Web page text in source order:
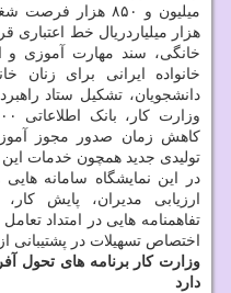
هزار میلیاردریال خط اعتباری
خانگی، سند مهارت آموزی و
خانواده ایرانی برای زنان
دانشجویان، تشکیل ستاد
کاهش زمان صدور مجوز
تولیدی جدید همچون خدمات
در این نمایشگاه سامانه
ارزیابی مدیران، پایش
تفاهمنامه هایی در امتداد
اختصاص تسهیلات در پشتیبانی
وزارت کار برنامه های تحول
دارد